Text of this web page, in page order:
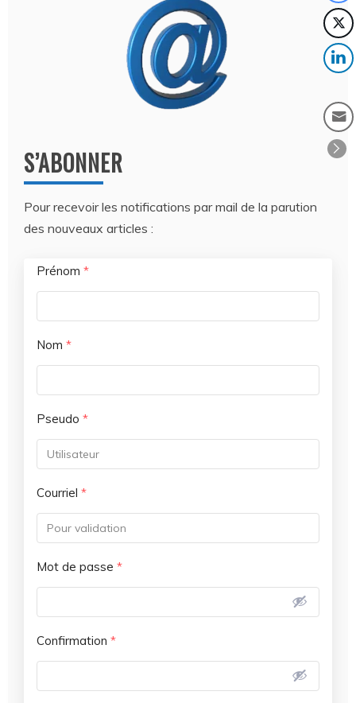
S’ABONNER
Pour recevoir les notifications par mail de la parution
des nouveaux articles :
Prénom *
Nom *
Pseudo *
Courriel *
Mot de passe *
Confirmation *